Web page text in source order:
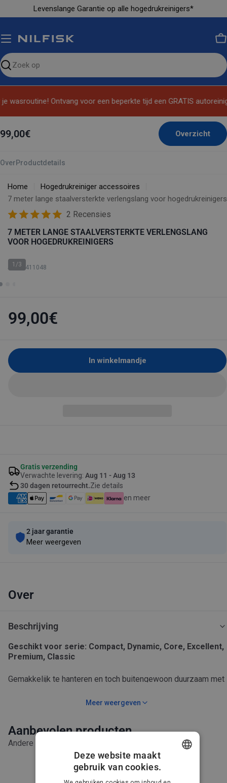
naar
Levenslange Garantie op alle hogedrukreinigers*
Zoeken
site
wasroutine! Ontvang voor een beperkte tijd een GRATIS
99,00€ Overzicht
Over Productdetails
Home
Hogedrukreiniger accessoires
7 meter lange staalversterkte verlengslang voor hogedrukreinigers
2 Recensies
7 METER LANGE STAALVERSTERKTE VERLENGSLANG
VOOR HOGEDRUKREINIGERS
SKU: 6411048
1/3
99,00€
In winkelmandje
Gratis verzending
Verwachte levering: Aug 11 - Aug 13
30 dagen retourrecht.Zie details
en meer
2 jaar garantie
Meer weergeven
Over
Beschrijving
Geschikt voor serie: Compact, Dynamic, Core, Excellent,
Premium, Classic
Gemakkelijk te hanteren en toch buitengewoon duurzaam met
slangaccessoire zorgt voor een groter bereik en flexibiliteit
tijdens het reinigen. Pak oppervlakken die verder verwijderd
slang, die eenvoudig kan worden aangesloten op uw Nilfisk-
reiniger en beschikt over een slim ontwerp dat ongewenste
buigingen tijdens gebruik minimaliseert.
Hogedrukslang voor een vergroot reinigingsbereik
Rubber ommanteling, met staal versterkte slang voor
gebruiksgemak en een lange levensduur
Meer weergeven
Aanbevolen producten
Andere klanten kochten ook
DANISH
Deze website maakt
gebruik van cookies.